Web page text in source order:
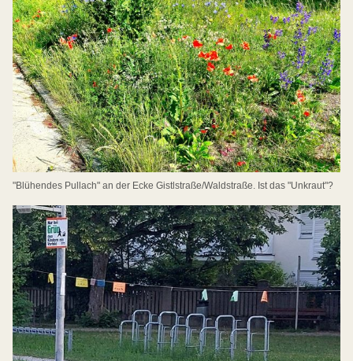
"Blühendes Pullach" an der Ecke Gistlstraße/Waldstraße. Ist das "Unkraut"?